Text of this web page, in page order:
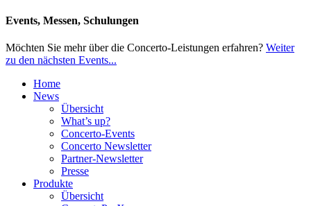
Events, Messen, Schulungen
Möchten Sie mehr über die Concerto-Leistungen erfahren? Weiter
zu den nächsten Events...
Home
News
Übersicht
What’s up?
Concerto-Events
Concerto Newsletter
Partner-Newsletter
Presse
Produkte
Übersicht